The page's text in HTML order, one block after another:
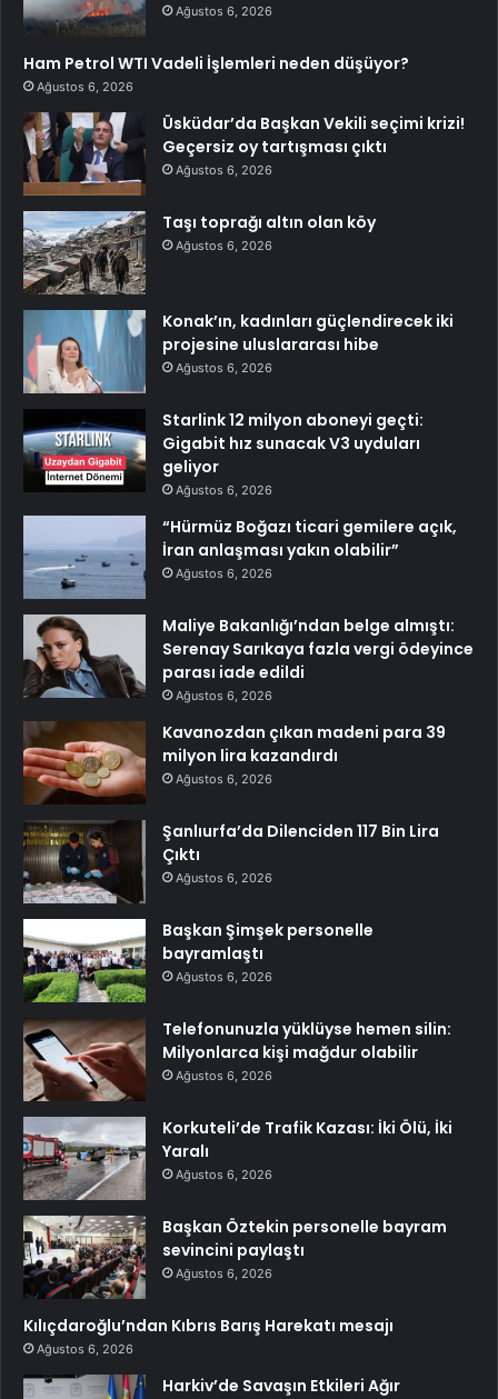
Ağustos 6, 2026
Ham Petrol WTI Vadeli İşlemleri neden düşüyor?
Ağustos 6, 2026
Üsküdar’da Başkan Vekili seçimi krizi!
Geçersiz oy tartışması çıktı
Ağustos 6, 2026
Taşı toprağı altın olan köy
Ağustos 6, 2026
Konak’ın, kadınları güçlendirecek iki
projesine uluslararası hibe
Ağustos 6, 2026
Starlink 12 milyon aboneyi geçti:
Gigabit hız sunacak V3 uyduları
geliyor
Ağustos 6, 2026
“Hürmüz Boğazı ticari gemilere açık,
İran anlaşması yakın olabilir”
Ağustos 6, 2026
Maliye Bakanlığı’ndan belge almıştı:
Serenay Sarıkaya fazla vergi ödeyince
parası iade edildi
Ağustos 6, 2026
Kavanozdan çıkan madeni para 39
milyon lira kazandırdı
Ağustos 6, 2026
Şanlıurfa’da Dilenciden 117 Bin Lira
Çıktı
Ağustos 6, 2026
Başkan Şimşek personelle
bayramlaştı
Ağustos 6, 2026
Telefonunuzla yüklüyse hemen silin:
Milyonlarca kişi mağdur olabilir
Ağustos 6, 2026
Korkuteli’de Trafik Kazası: İki Ölü, İki
Yaralı
Ağustos 6, 2026
Başkan Öztekin personelle bayram
sevincini paylaştı
Ağustos 6, 2026
Kılıçdaroğlu’ndan Kıbrıs Barış Harekatı mesajı
Ağustos 6, 2026
Harkiv’de Savaşın Etkileri Ağır